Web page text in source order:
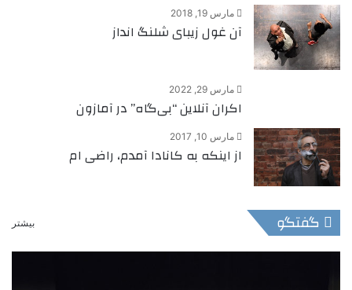
مارس 19, 2018
آن غول زیبای شلنگ انداز
مارس 29, 2022
اکران آنلاین “بی‌گاه” در آمازون
مارس 10, 2017
از اینکه به کانادا آمدم، راضی ام
گفتگو بیشتر